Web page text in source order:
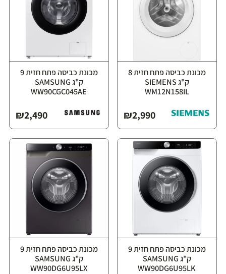
מכונת כביסה פתח חזית ‏8
ק"ג ⁦SIEMENS
WM12N158IL⁩
₪2,990
מכונת כביסה פתח חזית ‏9
ק"ג ⁦SAMSUNG
WW90CGC045AE⁩
₪2,490
מכונת כביסה פתח חזית ‏9
ק"ג ⁦SAMSUNG
WW90DG6U95LK⁩
מכונת כביסה פתח חזית ‏9
ק"ג ⁦SAMSUNG
WW90DG6U95LX⁩